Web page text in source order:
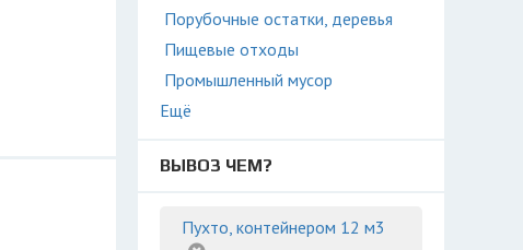
Порубочные остатки, деревья
Пищевые отходы
Промышленный мусор
Ещё
ВЫВОЗ ЧЕМ?
Пухто, контейнером 12 м3